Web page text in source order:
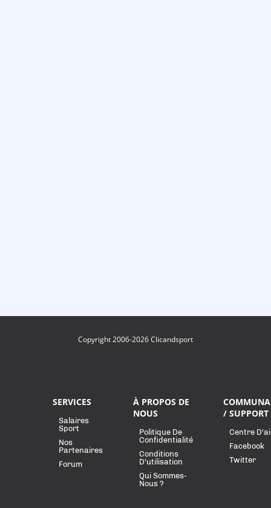
Copyright 2006-2026 Clicandsport
SERVICES
Salaires
Sport
Nos
Partenaires
Forum
À PROPOS DE
NOUS
Politique De
Confidentialité
Conditions
D'utilisation
Qui Sommes-
Nous ?
/ SUPPORT
Centre
Facebook
Twitter